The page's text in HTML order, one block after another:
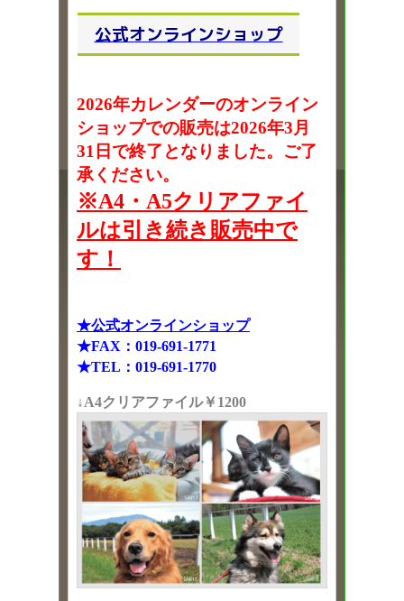
公式オンラインショップ
2026年カレンダーのオンライン
ショップでの販売は2026年3月
31日で終了となりました。ご了
承ください。
※A4・A5クリアファイ
ルは引き続き販売中で
す！
★公式オンラインショップ
★FAX：019-691-1771
★TEL：019-691-1770
↓A4クリアファイル￥1200